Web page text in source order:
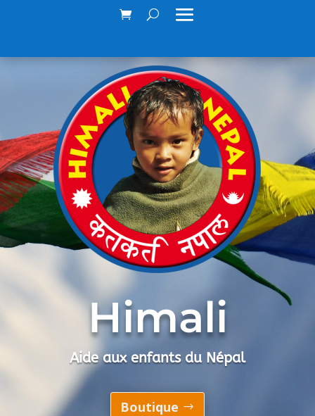
Himali
Aide aux enfants du Népal
Boutique